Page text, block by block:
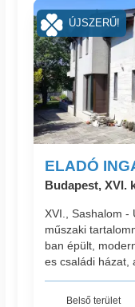
ELADÓ
Budapest, XVI.
XVI., Sashalom -
műszaki
ban épült,
es családi házat,
Belső terület
ÚJSZERŰ!